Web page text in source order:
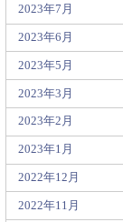
2023年7月
2023年6月
2023年5月
2023年3月
2023年2月
2023年1月
2022年12月
2022年11月